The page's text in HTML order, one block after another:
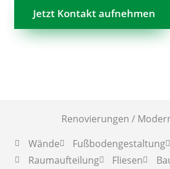
Jetzt Kontakt aufnehmen
Renovierungen /
Wände
Fußbodengestaltung
Raumaufteilung
Fliesen